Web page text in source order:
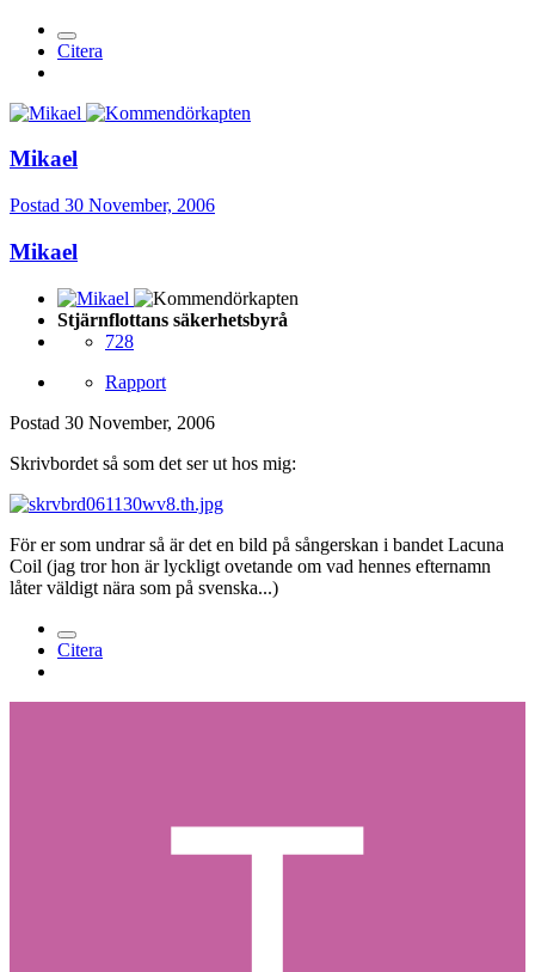
Citera
Mikael
Postad 30 November, 2006
Mikael
Stjärnflottans säkerhetsbyrå
728
Rapport
Postad 30 November, 2006
Skrivbordet så som det ser ut hos mig:
För er som undrar så är det en bild på sångerskan i bandet Lacuna
Coil (jag tror hon är lyckligt ovetande om vad hennes efternamn
låter väldigt nära som på svenska...)
Citera